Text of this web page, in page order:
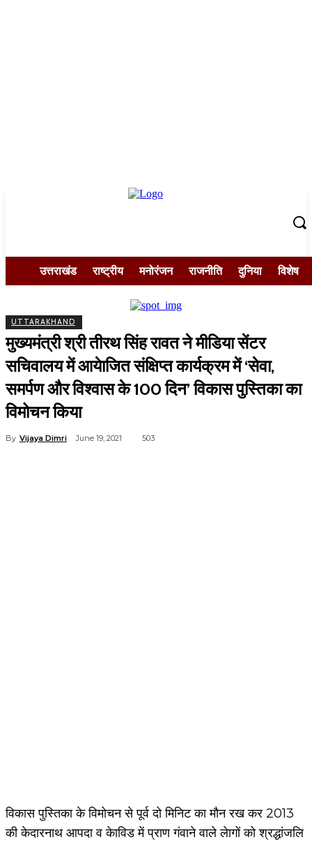
उत्तराखंड राष्ट्रीय मनोरंजन राजनीति दुनिया विशेष
UTTARAKHAND
मुख्यमंत्री श्री तीरथ सिंह रावत ने मीडिया सेंटर
सचिवालय में आयेाजित संक्षिप्त कार्यक्रम में ‘सेवा,
समर्पण और विश्वास के 100 दिन’ विकास पुस्तिका का
विमोचन किया
By Vijaya Dimri June 19, 2021 503
विकास पुस्तिका के विमोचन से पूर्व दो मिनिट का मौन रख कर 2013
की केदारनाथ आपदा व केाविड में प्राण गंवाने वाले लेागों को श्रद्धांजलि